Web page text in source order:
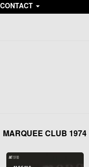
CONTACT
MARQUEE CLUB 1974